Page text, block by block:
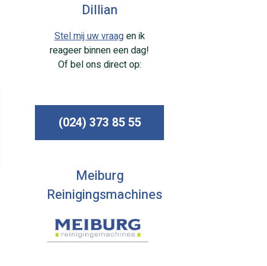
Dillian
Stel mij uw vraagen ik
reageer binnen een dag!
Of bel ons direct op:
(024) 373 85 55
Meiburg
Reinigingsmachines